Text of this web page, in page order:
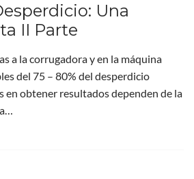
Una
II Parte
a la corrugadora y en la máquina
del 75 – 80% del desperdicio
en obtener resultados dependen de la